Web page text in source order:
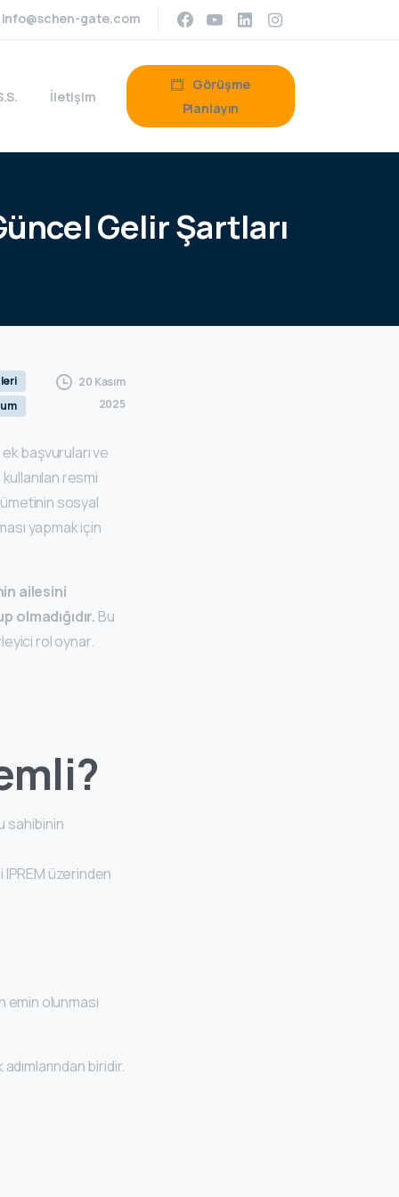
info@schen-gate.com
İletişim
Görüşme
Planlayın
GelirŞartları
20 Kasım
2025
başvuruları ve
resmi
sosyal
yapmak için
ailesini
Bu
rol oynar.
sahibinin
üzerinden
emin olunması
biridir.